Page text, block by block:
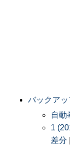
バックアッ
自動
1
差分